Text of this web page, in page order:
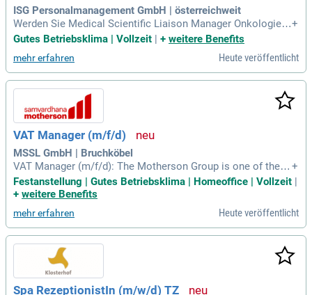
ISG Personalmanagement GmbH | österreichweit
Werden Sie Medical Scientific Liaison Manager Onkologie
(m/w/d) in einem führenden Pharmaunternehmen! Nutzen Si
nisse zu erkennen und Innovationen voranzutreiben – eine s
pannende Herausforderung für engagierte Wissenschaftler:i
nnen!
+
Gutes Betriebsklima | Vollzeit | + weitere Benefits
mehr erfahren Heute veröffentlicht
VAT Manager (m/f/d)
MSSL GmbH | Bruchköbel
VAT Manager (m/f/d): The Motherson Group is one of the 1
5 largest and sustainable full system solutions providers to
the global automotive industry, serving multiple further indu
stics, with
+
Festanstellung | Gutes Betriebsklima | Homeoffice | Vollzeit |
+ weitere Benefits
mehr erfahren Heute veröffentlicht
Spa RezeptionistIn (m/w/d) TZ